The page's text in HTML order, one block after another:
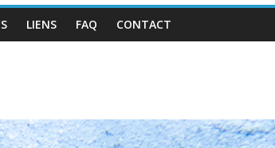
LIENS FAQ CONTACT